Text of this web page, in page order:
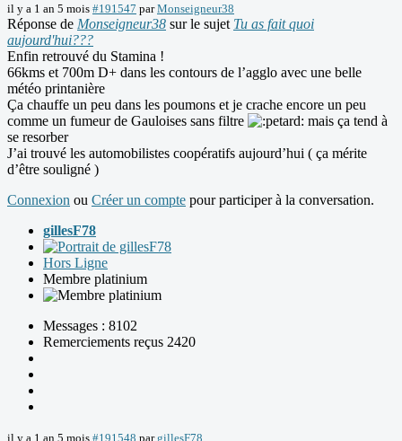
il y a 1 an 5 mois #191547 parMonseigneur38
Réponse de Monseigneur38 sur le sujet Tu as fait quoi
aujourd'hui???
Enfin retrouvé du Stamina !
66kms et 700m D+ dans les contours de l’agglo avec une belle
météo printanière
Ça chauffe un peu dans les poumons et je crache encore un peu
comme un fumeur de Gauloises sans filtre
mais ça tend à
se resorber
J’ai trouvé les automobilistes coopératifs aujourd’hui ( ça mérite
d’être souligné )
Connexion ou Créer un compte pour participer à la conversation.
gillesF78
Hors Ligne
Membre platinium
Messages : 8102
Remerciements reçus 2420
il y a 1 an 5 mois #191548 pargillesF78